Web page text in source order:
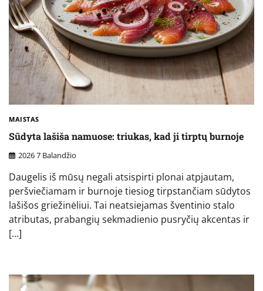
MAISTAS
Sūdyta lašiša namuose: triukas, kad ji tirptų burnoje
2026 7 Balandžio
Daugelis iš mūsų negali atsispirti plonai atpjautam,
peršviečiamam ir burnoje tiesiog tirpstančiam sūdytos
lašišos griežinėliui. Tai neatsiejamas šventinio stalo
atributas, prabangių sekmadienio pusryčių akcentas ir
[…]